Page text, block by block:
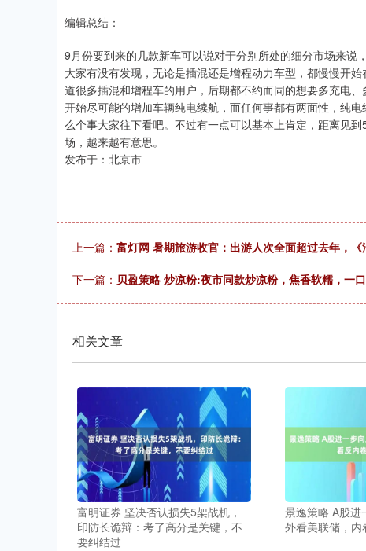
编辑总结：
9月份要到来的几款新车可以说对于分别所处的细分市场来
大家有没有发现，无论是插混还是增程动力车型，都慢慢开
道很多插混和增程车的用户，后期都不约而同的想要多充电
开始尽可能的增加车辆纯电续航，而任何事都有两面性，纯
么个事大家往下看吧。不过有一点可以基本上肯定，距离见
场，越来越有意思。
发布于：北京市
上一篇： 富灯网 暑期旅游收官：出游人次全面超过去年，
下一篇： 贝盈策略 炒凉粉:夜市同款炒凉粉，焦香软糯，一
相关文章
富明证券 坚决否认损失5架战机，
印防长诡辩：考了高分是关键，不
要纠结过
景逸策略 A股进
外看美联储，内